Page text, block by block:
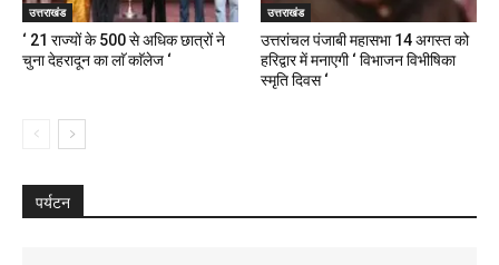
उत्तराखंड
‘ 21 राज्यों के 500 से अधिक छात्रों ने
चुना देहरादून का लाॅ काॅलेज ‘
उत्तराखंड
उत्तरांचल पंजाबी महासभा 14 अगस्त को
हरिद्वार में मनाएगी ‘ विभाजन विभीषिका
स्मृति दिवस ‘
पर्यटन